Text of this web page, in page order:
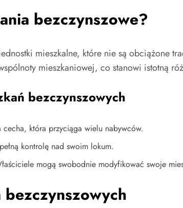
bezczynszowe?
mieszkalne, które nie są obciążone
mieszkaniowej, co stanowi istotną
bezczynszowych
cecha, która przyciąga wielu nabywców.
kontrolę nad swoim lokum.
mogą swobodnie modyfikować swoje